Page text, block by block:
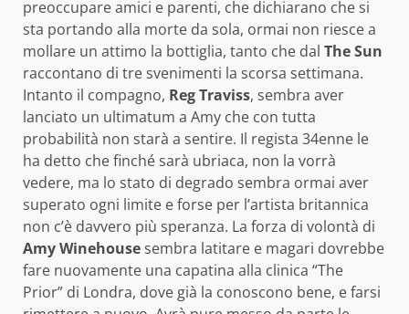
preoccupare amici e parenti, che dichiarano che si
sta portando alla morte da sola, ormai non riesce a
mollare un attimo la bottiglia, tanto che dal The Sun
raccontano di tre svenimenti la scorsa settimana.
Intanto il compagno, Reg Traviss, sembra aver
lanciato un ultimatum a Amy che con tutta
probabilità non starà a sentire. Il regista 34enne le
ha detto che finché sarà ubriaca, non la vorrà
vedere, ma lo stato di degrado sembra ormai aver
superato ogni limite e forse per l’artista britannica
non c’è davvero più speranza. La forza di volontà di
Amy Winehousesembra latitare e magari dovrebbe
fare nuovamente una capatina alla clinica “The
Prior” di Londra, dove già la conoscono bene, e farsi